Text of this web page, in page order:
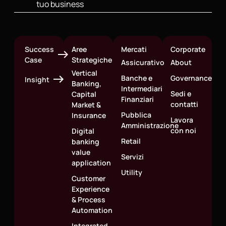
tuo business
Success
Case
Insight
Aree
Strategiche
Vertical
Banking,
Capital
Market &
Insurance
Digital
banking
value
application
Customer
Experience
& Process
Automation
Mercati
Assicurativo
Banche e
Intermediari
Finanziari
Pubblica
Amministrazione
Retail
Servizi
Utility
Corporate
About
Governance
Sedi e
contatti
Lavora
con noi